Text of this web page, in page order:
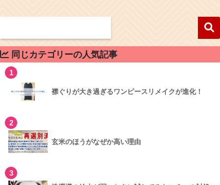
同じカテゴリーの人気記事
1
襟ぐりが大き過ぎるワンピースリメイクが進化！
2
玄米のほうがなぜか高い理由
3